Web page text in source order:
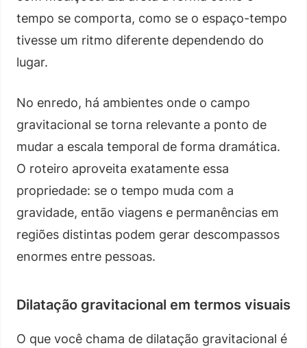
tempo se comporta, como se o espaço-tempo
tivesse um ritmo diferente dependendo do
lugar.
No enredo, há ambientes onde o campo
gravitacional se torna relevante a ponto de
mudar a escala temporal de forma dramática.
O roteiro aproveita exatamente essa
propriedade: se o tempo muda com a
gravidade, então viagens e permanências em
regiões distintas podem gerar descompassos
enormes entre pessoas.
Dilatação gravitacional em termos visuais
O que você chama de dilatação gravitacional é